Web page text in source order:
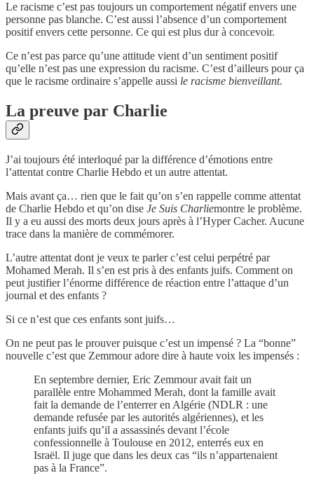
Le racisme c’est pas toujours un comportement négatif envers une
personne pas blanche. C’est aussi l’absence d’un comportement
positif envers cette personne. Ce qui est plus dur à concevoir.
Ce n’est pas parce qu’une attitude vient d’un sentiment positif
qu’elle n’est pas une expression du racisme. C’est d’ailleurs pour ça
que le racisme ordinaire s’appelle aussi le racisme bienveillant.
La preuve par Charlie
J’ai toujours été interloqué par la différence d’émotions entre
l’attentat contre Charlie Hebdo et un autre attentat.
Mais avant ça… rien que le fait qu’on s’en rappelle comme attentat
de Charlie Hebdo et qu’on dise Je Suis Charliemontre le problème.
Il y a eu aussi des morts deux jours après à l’Hyper Cacher. Aucune
trace dans la manière de commémorer.
L’autre attentat dont je veux te parler c’est celui perpétré par
Mohamed Merah. Il s’en est pris à des enfants juifs. Comment on
peut justifier l’énorme différence de réaction entre l’attaque d’un
journal et des enfants ?
Si ce n’est que ces enfants sont juifs…
On ne peut pas le prouver puisque c’est un impensé ? La “bonne”
nouvelle c’est que Zemmour adore dire à haute voix les impensés :
En septembre dernier, Eric Zemmour avait fait un
parallèle entre Mohammed Merah, dont la famille avait
fait la demande de l’enterrer en Algérie (NDLR : une
demande refusée par les autorités algériennes), et les
enfants juifs qu’il a assassinés devant l’école
confessionnelle à Toulouse en 2012, enterrés eux en
Israël. Il juge que dans les deux cas “ils n’appartenaient
pas à la France”.